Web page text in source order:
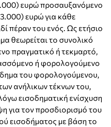
ευρώ προσαυξανόμενο
ευρώ για κάθε
πέραν του ενός. Ως ετήσιο
θεωρείται το συνολικό
πραγματικό ή τεκμαρτό,
ή φορολογούμενο
του φορολογούμενου,
ανήλικων τέκνων του,
εισοδηματική ενίσχυση
για τον προσδιορισμό του
εισοδήματος με βάση το